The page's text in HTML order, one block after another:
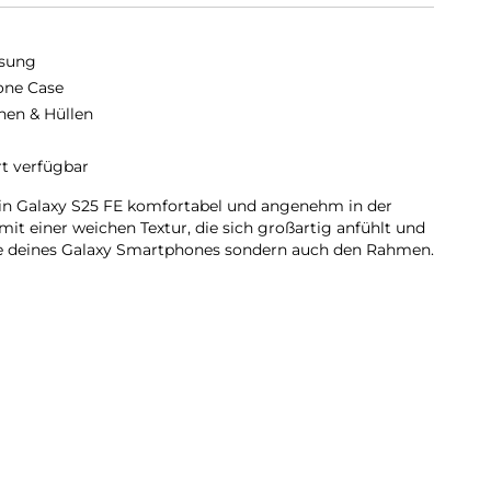
Case
& Hüllen
verfügbar
Galaxy S25 FE komfortabel und angenehm in der
einer weichen Textur, die sich großartig anfühlt und
Galaxy Smartphones sondern auch den Rahmen.